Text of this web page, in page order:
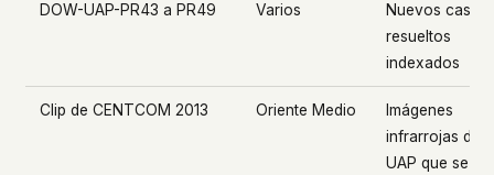
DOW-UAP-PR43 a PR49 Varios
Nuevos casos
resueltos
indexados
Clip de CENTCOM 2013 Oriente Medio
Imágenes
infrarrojas de
UAP que se